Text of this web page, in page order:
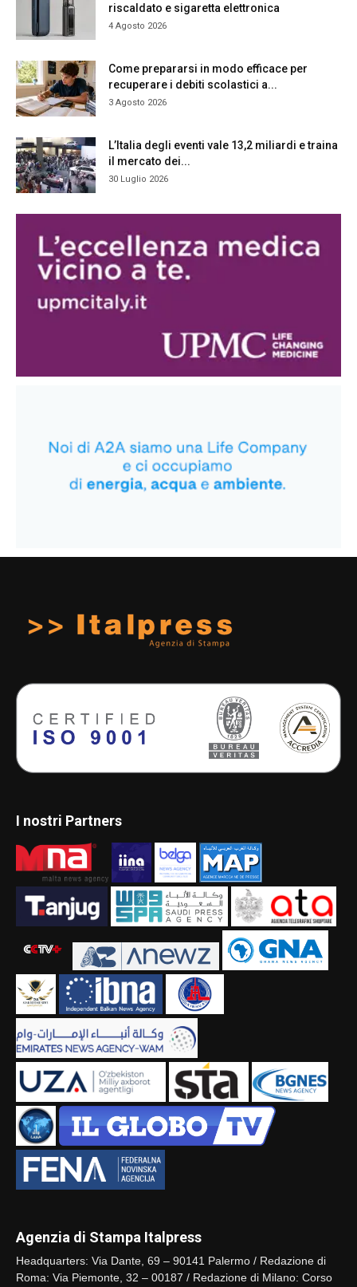
riscaldato e sigaretta elettronica
4 Agosto 2026
Come prepararsi in modo efficace per
recuperare i debiti scolastici a...
3 Agosto 2026
L’Italia degli eventi vale 13,2 miliardi e traina
il mercato dei...
30 Luglio 2026
I nostri Partners
Agenzia di Stampa Italpress
Headquarters: Via Dante, 69 – 90141 Palermo / Redazione di
Roma: Via Piemonte, 32 – 00187 / Redazione di Milano: Corso